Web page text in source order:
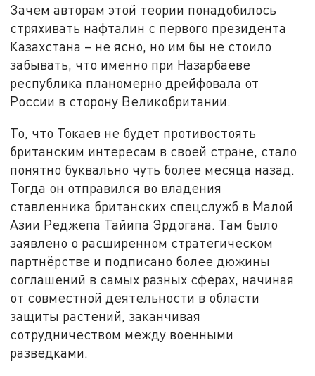
Зачем авторам этой теории понадобилось
стряхивать нафталин с первого президента
Казахстана – не ясно, но им бы не стоило
забывать, что именно при Назарбаеве
республика планомерно дрейфовала от
России в сторону Великобритании.
То, что Токаев не будет противостоять
британским интересам в своей стране, стало
понятно буквально чуть более месяца назад.
Тогда он отправился во владения
ставленника британских спецслужб в Малой
Азии Реджепа Тайипа Эрдогана. Там было
заявлено о расширенном стратегическом
партнёрстве и подписано более дюжины
соглашений в самых разных сферах, начиная
от совместной деятельности в области
защиты растений, заканчивая
сотрудничеством между военными
разведками.